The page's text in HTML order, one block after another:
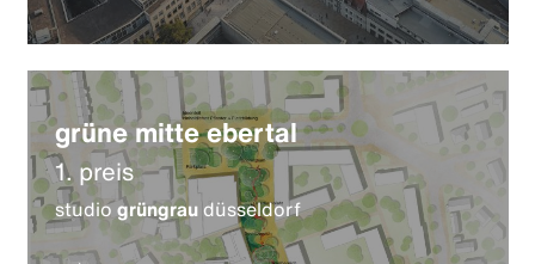
grüne mitte ebertal
1. preis
studiogrüngrau düsseldorf